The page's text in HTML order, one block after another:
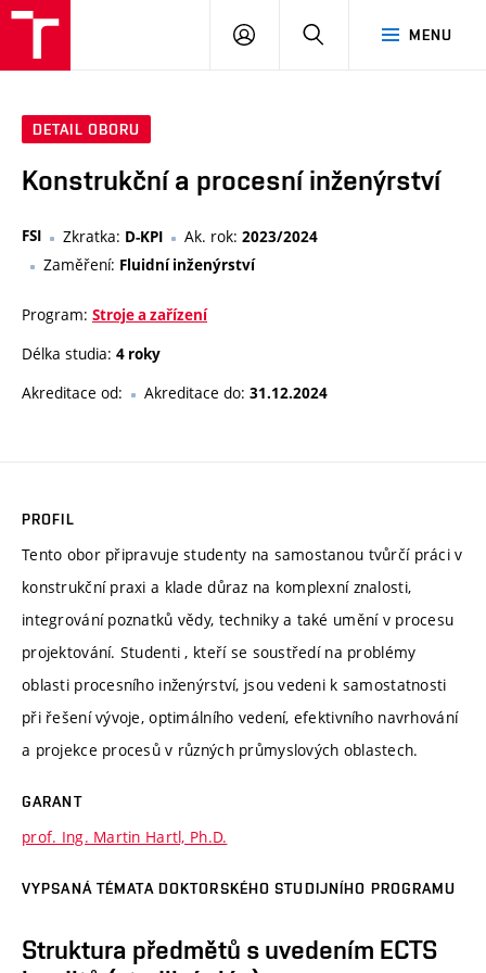
MENU
PŘIHLÁSIT
DETAIL OBORU
Konstrukční a procesní inženýrství
FSI Zkratka: D-KPI Ak. rok: 2023/2024
Zaměření: Fluidní inženýrství
Program: Stroje a zařízení
Délka studia: 4 roky
Akreditace od: Akreditace do: 31.12.2024
PROFIL
Tento obor připravuje studenty na samostanou tvůrčí práci v
konstrukční praxi a klade důraz na komplexní znalosti,
integrování poznatků vědy, techniky a také umění v procesu
projektování. Studenti , kteří se soustředí na problémy
oblasti procesního inženýrství, jsou vedeni k samostatnosti
při řešení vývoje, optimálního vedení, efektivního navrhování
a projekce procesů v různých průmyslových oblastech.
GARANT
prof. Ing. Martin Hartl, Ph.D.
VYPSANÁ TÉMATA DOKTORSKÉHO STUDIJNÍHO PROGRAMU
Struktura předmětů s uvedením ECTS